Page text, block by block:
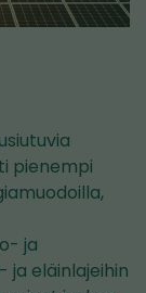
pienempi
ja
ja eläinlajeihin